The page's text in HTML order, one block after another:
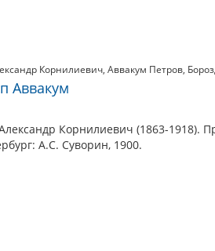
Корнилиевич, Аввакум Петров,
Аввакум
Корнилиевич (1863-1918).
А.С. Суворин, 1900.